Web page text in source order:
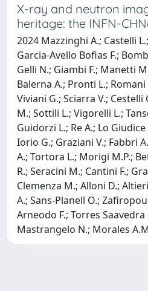
X-ray and neutron
heritage: the INFN-
2024 Mazzinghi A.; Castelli
Garcia-Avello Bofias F.;
Gelli N.; Giambi F.; Manetti
Balerna A.; Pronti L.;
Viviani G.; Sciarra V.;
M.; Sottili L.; Vigorelli L.;
Guidorzi L.; Re A.; Lo Giudice
Iorio G.; Graziani V.; Fabbri
A.; Tortora L.; Morigi M.P.;
R.; Seracini M.; Cantini F.;
Clemenza M.; Alloni D.;
A.; Sans-Planell O.;
Arneodo F.; Torres Saavedra
Mastrangelo N.; Morales